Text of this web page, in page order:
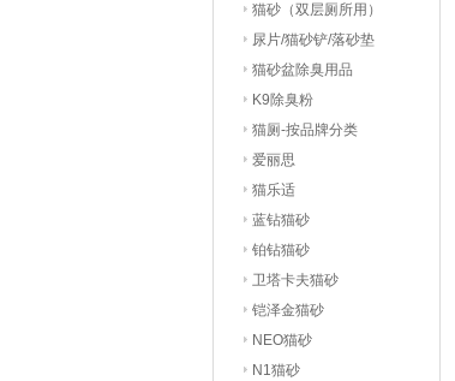
猫砂（双层厕所用）
尿片/猫砂铲/落砂垫
猫砂盆除臭用品
K9除臭粉
猫厕-按品牌分类
爱丽思
猫乐适
蓝钻猫砂
铂钻猫砂
卫塔卡夫猫砂
铠泽金猫砂
NEO猫砂
N1猫砂